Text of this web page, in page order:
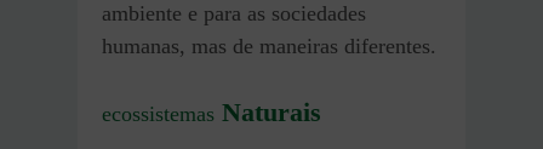
ambiente e para as sociedades
humanas, mas de maneiras diferentes.
ecossistemas Naturais